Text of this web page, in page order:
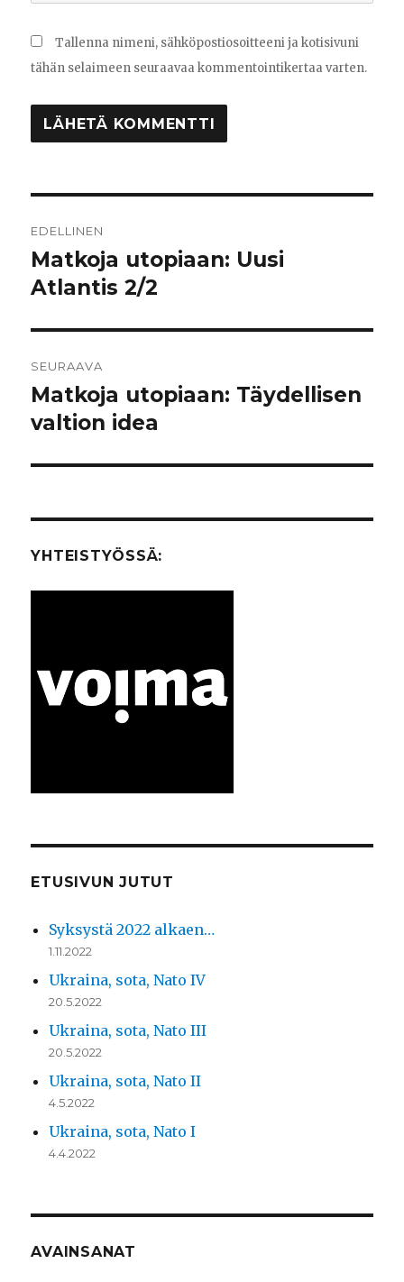
Tallenna nimeni, sähköpostiosoitteeni ja kotisivuni
tähän selaimeen seuraavaa kommentointikertaa varten.
selaus
EDELLINEN
Edellinen
artikkeli:
Matkoja utopiaan: Uusi
Atlantis 2/2
SEURAAVA
Seuraava
artikkeli:
Matkoja utopiaan: Täydellisen
valtion idea
YHTEISTYÖSSÄ:
ETUSIVUN JUTUT
Syksystä 2022 alkaen…
1.11.2022
Ukraina, sota, Nato IV
20.5.2022
Ukraina, sota, Nato III
20.5.2022
Ukraina, sota, Nato II
4.5.2022
Ukraina, sota, Nato I
4.4.2022
AVAINSANAT